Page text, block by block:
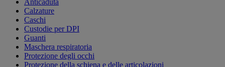
Calzature
Caschi
Custodie per DPI
Guanti
Maschera respiratoria
Protezione degli occhi
Protezione della schiena e delle articolazioni